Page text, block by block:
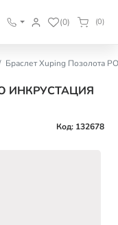
(0) (0)
Браслет Xuping Позолота
ИНКРУСТАЦИЯ
Код: 132678